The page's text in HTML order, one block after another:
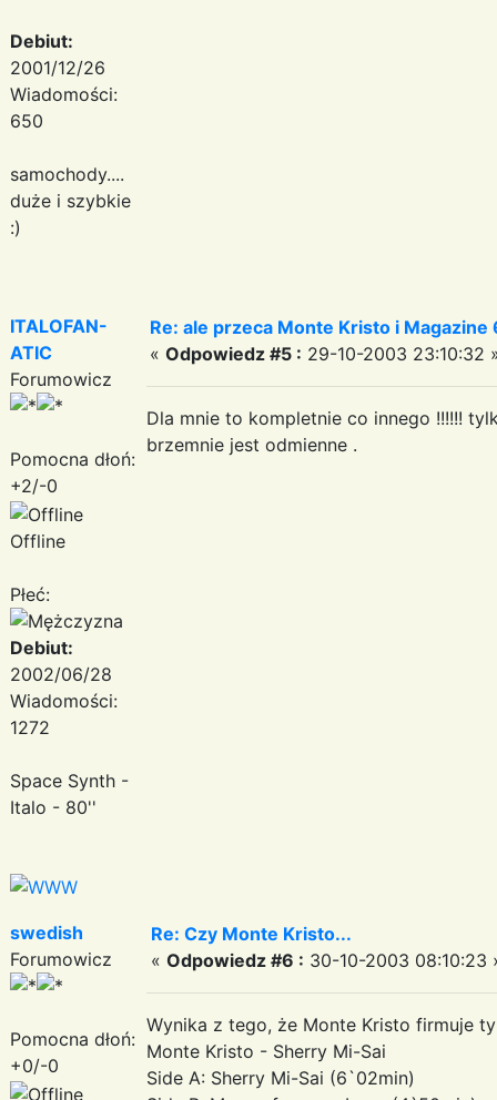
Debiut:
2001/12/26
Wiadomości:
650
samochody....
duże i szybkie
:)
ITALOFAN-
ATIC
Forumowicz
Pomocna dłoń:
+2/-0
Offline
Płeć:
Debiut:
2002/06/28
Wiadomości:
1272
Space Synth -
Italo - 80''
Re: ale przeca Monte Kristo i
« Odpowiedz #5 : 29-10-2003 23:10:32
Dla mnie to kompletnie co innego !!!!!!
brzemnie jest odmienne .
swedish
Forumowicz
Pomocna dłoń:
+0/-0
Re: Czy Monte Kristo...
« Odpowiedz #6 : 30-10-2003 08:10:23
Wynika z tego, że Monte Kristo firmuje
Monte Kristo - Sherry Mi-Sai
Side A: Sherry Mi-Sai (6`02min)